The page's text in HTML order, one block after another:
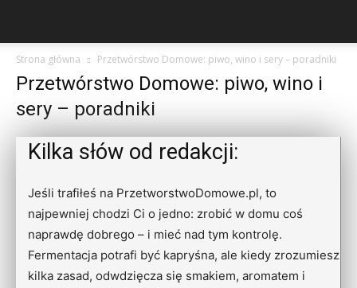
Strona główna Przetwórstwo Domowe: piwo, wino i sery – poradniki
Przetwórstwo Domowe: piwo, wino i
sery – poradniki
Kilka słów od redakcji:
Jeśli trafiłeś na PrzetworstwoDomowe.pl, to
najpewniej chodzi Ci o jedno: zrobić w domu coś
naprawdę dobrego – i mieć nad tym kontrolę.
Fermentacja potrafi być kapryśna, ale kiedy zrozumiesz
kilka zasad, odwdzięcza się smakiem, aromatem i